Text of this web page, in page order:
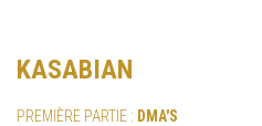
KASABIAN
PREMIÈRE PARTIE : DMA'S